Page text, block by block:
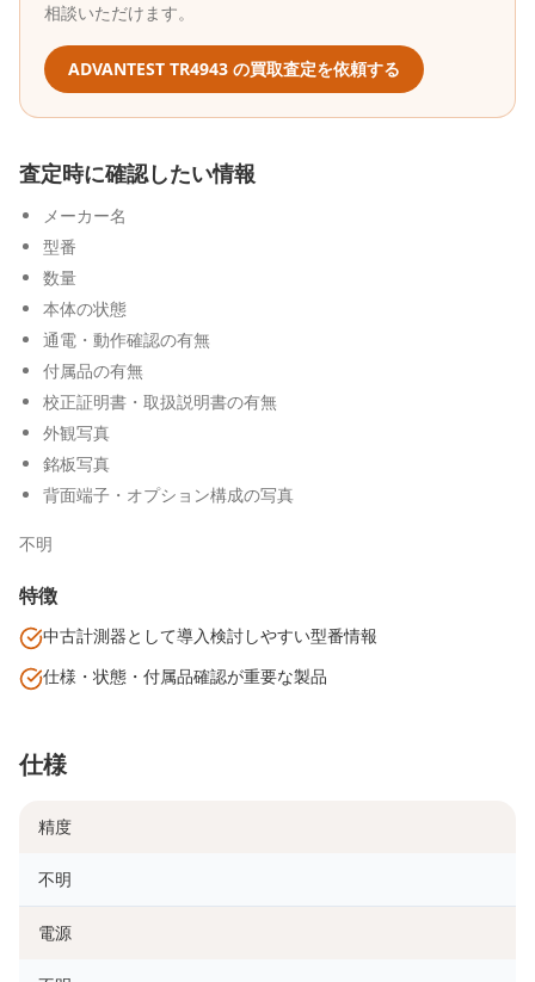
相談いただけます。
ADVANTEST TR4943 の買取査定を依頼する
査定時に確認したい情報
メーカー名
型番
数量
本体の状態
通電・動作確認の有無
付属品の有無
校正証明書・取扱説明書の有無
外観写真
銘板写真
背面端子・オプション構成の写真
不明
特徴
中古計測器として導入検討しやすい型番情報
仕様・状態・付属品確認が重要な製品
仕様
精度
不明
電源